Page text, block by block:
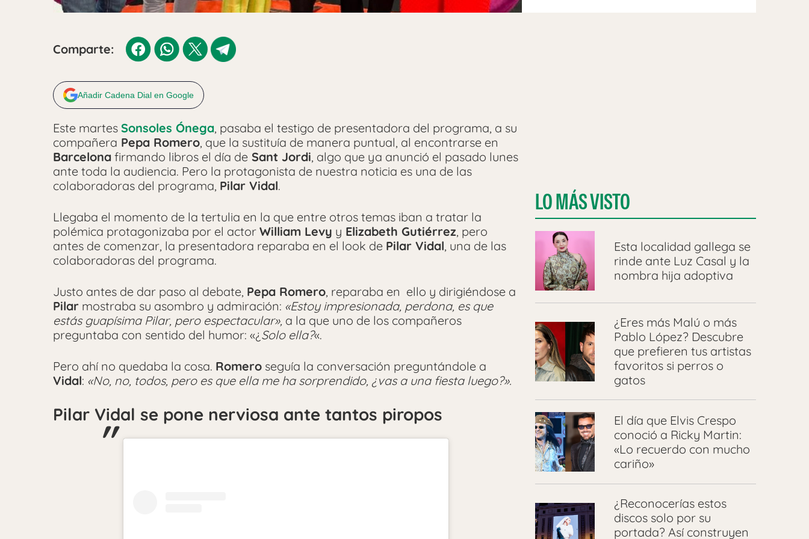
Comparte:
Añadir Cadena Dial en Google
Este martes Sonsoles Ónega, pasaba el testigo de presentadora del programa, a su
compañera Pepa Romero, que la sustituía de manera puntual, al encontrarse en
Barcelona firmando libros el día de Sant Jordi, algo que ya anunció el pasado lunes
ante toda la audiencia. Pero la protagonista de nuestra noticia es una de las
colaboradoras del programa, Pilar Vidal.
Llegaba el momento de la tertulia en la que entre otros temas iban a tratar la
polémica protagonizaba por el actor William Levy y Elizabeth Gutiérrez, pero
antes de comenzar, la presentadora reparaba en el look de Pilar Vidal, una de las
colaboradoras del programa.
Justo antes de dar paso al debate, Pepa Romero, reparaba en ello y dirigiéndose a
Pilar mostraba su asombro y admiración: «Estoy impresionada, perdona, es que
estás guapísima Pilar, pero espectacular», a la que uno de los compañeros
preguntaba con sentido del humor: «¿ Solo ella?«.
Pero ahí no quedaba la cosa. Romero seguía la conversación preguntándole a
Vidal: «No, no, todos, pero es que ella me ha sorprendido, ¿vas a una fiesta luego?».
Pilar Vidal se pone nerviosa ante tantos piropos
LO MÁS VISTO
Esta localidad gallega se
rinde ante Luz Casal y la
nombra hija adoptiva
¿Eres más Malú o más
Pablo López? Descubre
que prefieren tus artistas
favoritos si perros o
gatos
El día que Elvis Crespo
conoció a Ricky Martin:
«Lo recuerdo con mucho
cariño»
¿Reconocerías estos
discos solo por su
portada? Así construyen